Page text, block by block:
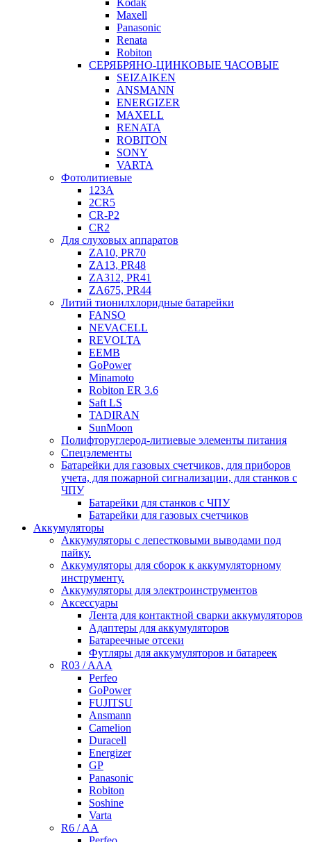
Kodak
Maxell
Panasonic
Renata
Robiton
СЕРЯБРЯНО-ЦИНКОВЫЕ ЧАСОВЫЕ
SEIZAIKEN
ANSMANN
ENERGIZER
MAXELL
RENATA
ROBITON
SONY
VARTA
Фотолитиевые
123A
2CR5
CR-P2
CR2
Для слуховых аппаратов
ZA10, PR70
ZA13, PR48
ZA312, PR41
ZA675, PR44
Литий тионилхлоридные батарейки
FANSO
NEVACELL
REVOLTA
EEMB
GoPower
Minamoto
Robiton ER 3.6
Saft LS
TADIRAN
SunMoon
Полифторуглерод-литиевые элементы питания
Спецэлементы
Батарейки для газовых счетчиков, для приборов
учета, для пожарной сигнализации, для станков с
ЧПУ
Батарейки для станков с ЧПУ
Батарейки для газовых счетчиков
Аккумуляторы
Аккумуляторы с лепестковыми выводами под
пайку.
Аккумуляторы для сборок к аккумуляторному
инструменту.
Аккумуляторы для электроинструментов
Аксессуары
Лента для контактной сварки аккумуляторов
Адаптеры для аккумуляторов
Батареечные отсеки
Футляры для аккумуляторов и батареек
R03 / AAA
Perfeo
GoPower
FUJITSU
Ansmann
Camelion
Duracell
Energizer
GP
Panasonic
Robiton
Soshine
Varta
R6 / AA